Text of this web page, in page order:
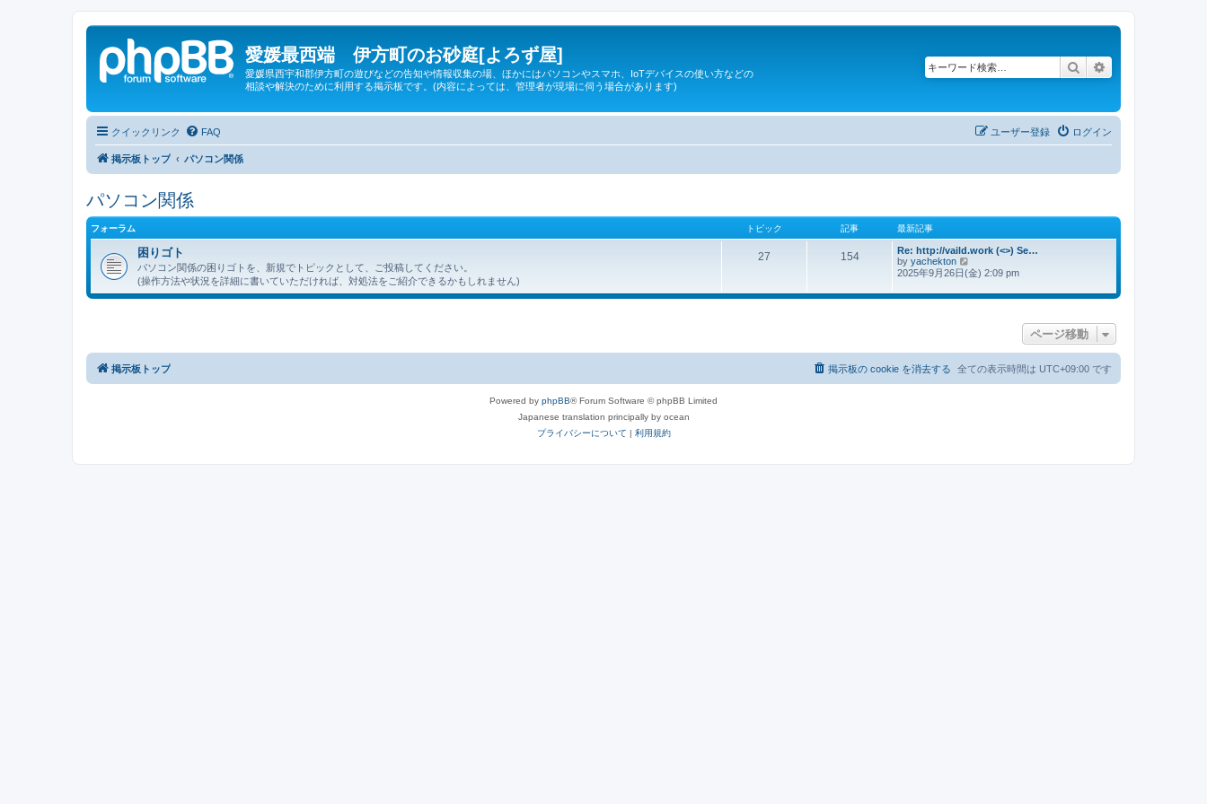
愛媛最西端 伊方町のお砂庭[よろず屋]
愛媛県西宇和郡伊方町の遊びなどの告知や情報収集の場、ほかにはパソコンやスマホ、IoTデバイスの使い方などの
相談や解決のために利用する掲示板です。(内容によっては、管理者が現場に伺う場合があります)
検索
クイックリンク FAQ ログイン
ユーザー登録
掲示板トップ パソコン関係
パソコン関係
フォーラム トピック 記事 最新記事
困りゴト
パソコン関係の困りゴトを、新規でトピックとして、ご投稿してください。
(操作方法や状況を詳細に書いていただければ、対処法をご紹介できるかもしれません)
27 154
Re: http://vaild.work (<>) Se…
by yachekton
新
事
2025年9月26日(金) 2:09 pm
ページ移動
掲示板トップ 全ての表示時間は UTC+09:00 です
掲示板の cookie を消去する
Powered by phpBB® Forum Software © phpBB Limited
Japanese translation principally by ocean
プライバシーについて | 利用規約